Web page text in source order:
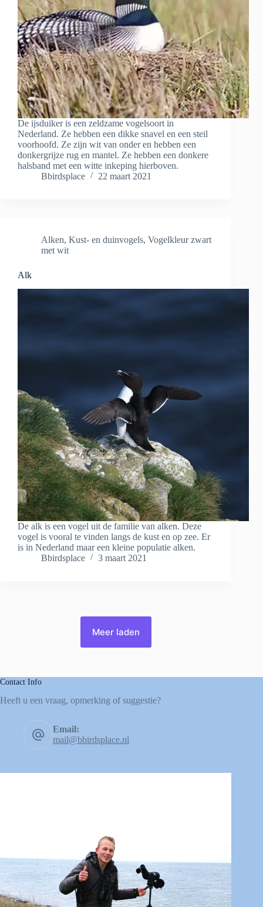
De ijsduiker is een zeldzame vogelsoort in
Nederland. Ze hebben een dikke snavel en een steil
voorhoofd. Ze zijn wit van onder en hebben een
donkergrijze rug en mantel. Ze hebben een donkere
halsband met een witte inkeping hierboven.
Bbirdsplace
22 maart 2021
Alken, Kust- en duinvogels, Vogelkleur zwart
met wit
Alk
De alk is een vogel uit de familie van alken. Deze
vogel is vooral te vinden langs de kust en op zee. Er
is in Nederland maar een kleine populatie alken.
Bbirdsplace
3 maart 2021
Meer laden
Contact Info
Heeft u een vraag, opmerking of suggestie?
Email:
mail@bbirdsplace.nl